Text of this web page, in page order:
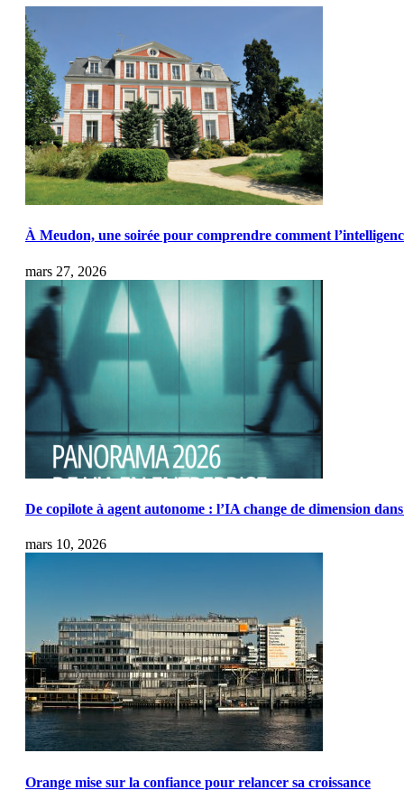
À Meudon, une soirée pour comprendre comment
mars 27, 2026
De copilote à agent autonome : l’IA change de dimension
mars 10, 2026
Orange mise sur la confiance pour relancer sa croissance